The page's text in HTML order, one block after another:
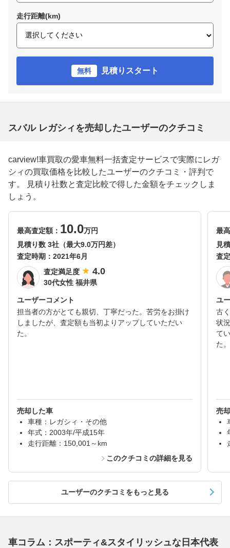
走行距離(km)
無料 見積りスタート
スバル レガシィを売却したユーザーのクチコミ
carview!車買取の愛車無料一括査定サービスで実際にレガ
シィの買取価格を比較したユーザーのクチコミ・評判で
す。 見積り社数と査定比較で得した金額をチェックしま
しょう。
最高査定額： 10.0万円
見積り数 3社（最大9.0万円差）
査定時期： 2021年6月
査定満足度
4.0
30代女性 福井県
ユーザーコメント
担当者の方がとても親切、丁寧だった。苦労をお掛け
しましたが、査定額も当初よりアップしていただい
た。
売却した車
車種：レガシィ・その他
年式：2003年/平成15年
走行距離：150,001～km
このクチコミの詳細を見る
最
見
査
ユ
古
状
て
た
売
ユーザーのクチコミをもっと見る
車コラム：スポーティ&スタイリッシュな日本代表